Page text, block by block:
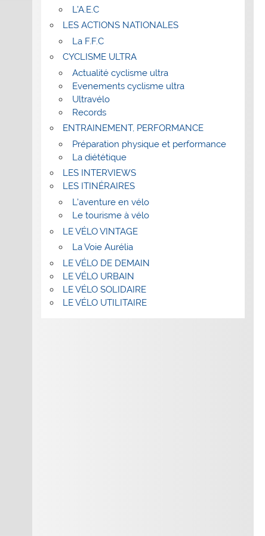
L’A.E.C
LES ACTIONS NATIONALES
La F.F.C
CYCLISME ULTRA
Actualité cyclisme ultra
Evenements cyclisme ultra
Ultravélo
Records
ENTRAINEMENT, PERFORMANCE
Préparation physique et performance
La diététique
LES INTERVIEWS
LES ITINÉRAIRES
L’aventure en vélo
Le tourisme à vélo
LE VÉLO VINTAGE
La Voie Aurélia
LE VÉLO DE DEMAIN
LE VÉLO URBAIN
LE VÉLO SOLIDAIRE
LE VÉLO UTILITAIRE